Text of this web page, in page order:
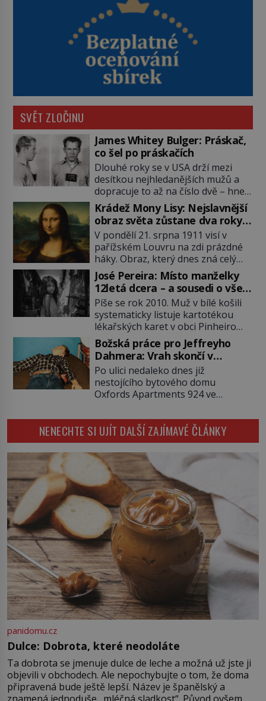
SVĚT ZLOČINU
James Whitey Bulger: Práskač,
co šel po práskačích
Dlouhé roky se v USA drží mezi
desítkou nejhledanějších mužů a
dopracuje to až na číslo dvě – hned
po Usámovi bin Ládinovi (1957–
2011). To je James „Whitey“ Bulger
(1929–2018) viněný ze spoluúčasti
na 19 vraždách, vydírání a lichvy. A
samozřejmě, krom toho je ještě
drogový dealer, který neváhá
odstranit z cesty všechny práskače,
zatímco […]
Krádež Mony Lisy: Nejslavnější
obraz světa zůstane dva roky
nezvěstný
V pondělí 21. srpna 1911 visí v
pařížském Louvru na zdi prázdné
háky. Obraz, který dnes zná celý
svět, je pryč. Zpočátku si nikdo
nemyslí, že jde o krádež.
Zaměstnanci jsou přesvědčeni, že
Mona Lisa je jen v restaurátorské
dílně nebo u fotografa. Když se
ukáže pravda, propukne jeden z
největších honů na zloděje v […]
José Pereira: Místo manželky
12letá dcera – a sousedi o všem
vědí!
Píše se rok 2010. Muž v bílé košili
systematicky listuje kartotékou
lékařských karet v obci Pinheiro
ležící asi 20 kilometrů od farmy s
podivínským majitelem. Něco tu
nesedí. Ledaže… Ledaže by ta
mladá dívka z farmy byla ne
manželkou, ale dcerou – a všechny
ty děti byly zplozené v incestu. Na
Božská práce pro Jeffreyho
Dahmera: Vrah skončí v
tratolišti krve ve vězeňských
umývárnách
Po ulici nedaleko dnes již
nestojícího bytového domu
Oxfords Apartments 924 ve
potácí zcela zmatený 14letý
Konerak Sinthasomphone. Když ho
zastaví policejní hlídka, ochable jí
nadiktuje adresu „jeho kamaráda“.
Strážníci ho dopraví zpět do
udaného bytu. Oním „kamarádem“
je ovšem jeden z nejslavnějších
vrahů, Jeffrey Dahmer (1960–1994).
Je 27. května 1991. […]
NENECHTE SI UJÍT DALŠÍ ZAJÍMAVÉ ČLÁNKY
panidomu.cz
Dulce: Dobrota, které neodoláte
Ta dobrota se jmenuje dulce de leche a možná už jste ji
objevili v obchodech. Ale nepochybujte o tom, že doma
připravená bude ještě lepší. Název je španělský a